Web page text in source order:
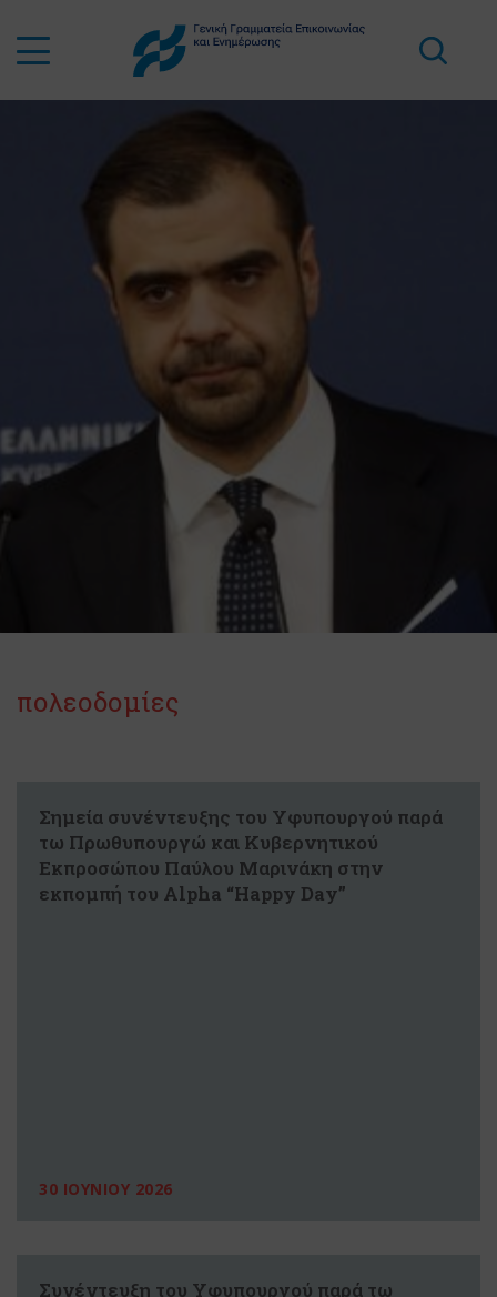
πολεοδομίες
Σημεία συνέντευξης του Υφυπουργού παρά
τω Πρωθυπουργώ και Κυβερνητικού
Εκπροσώπου Παύλου Μαρινάκη στην
εκπομπή του Alpha “Happy Day”
30 ΙΟΥΝΙΟΥ 2026
Συνέντευξη του Υφυπουργού παρά τω